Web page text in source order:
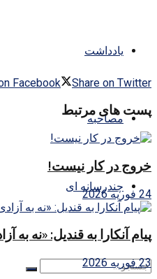
یادداشت
مصاحبه
چندرسانه ای
Facebook Share on Twitter
پست های مرتبط
خروج در کار نیست!
24 فوریه 2026
پیام آنکارا به قندیل: «نه به
23 فوریه 2026